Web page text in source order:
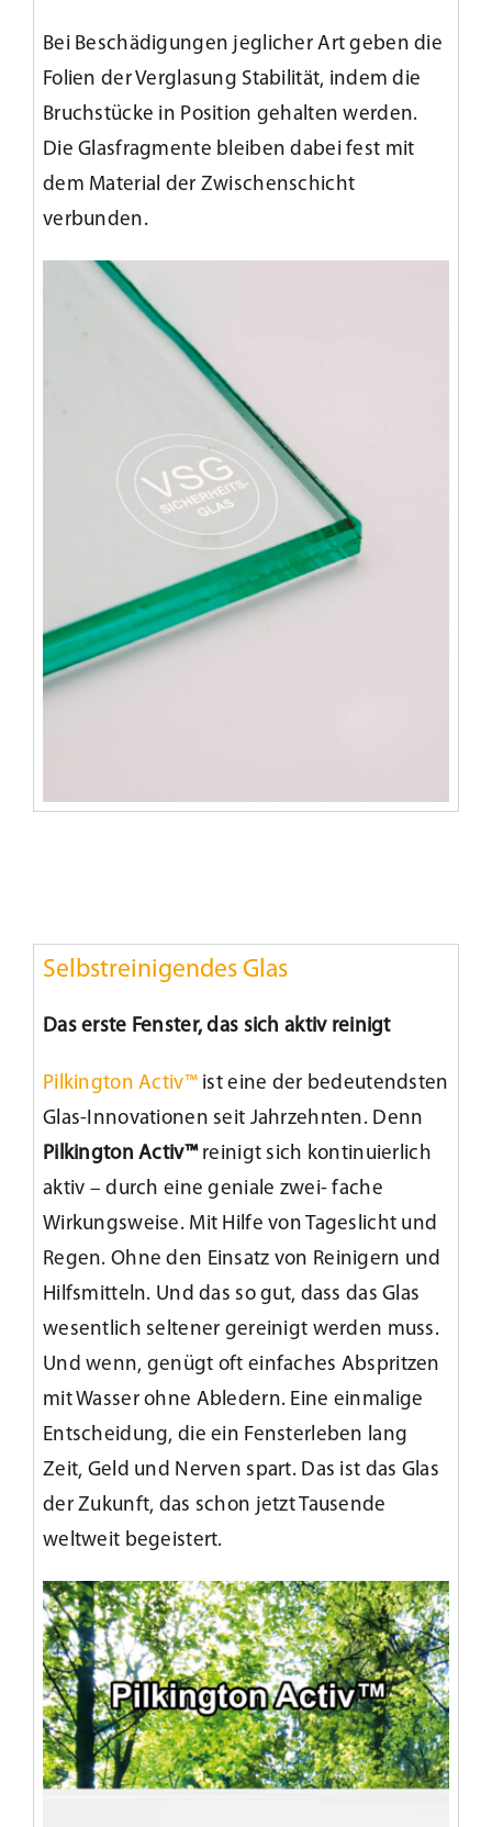
Bei Beschädigungen jeglicher Art geben die
Folien der Verglasung Stabilität, indem die
Bruchstücke in Position gehalten werden.
Die Glasfragmente bleiben dabei fest mit
dem Material der Zwischenschicht
verbunden.
Selbstreinigendes Glas
Das erste Fenster, das sich aktiv reinigt
Pilkington Activ™ist eine der bedeutendsten
Glas-Innovationen seit Jahrzehnten. Denn
Pilkington Activ™reinigt sich kontinuierlich
aktiv – durch eine geniale zwei- fache
Wirkungsweise. Mit Hilfe von Tageslicht und
Regen. Ohne den Einsatz von Reinigern und
Hilfsmitteln. Und das so gut, dass das Glas
wesentlich seltener gereinigt werden muss.
Und wenn, genügt oft einfaches Abspritzen
mit Wasser ohne Abledern. Eine einmalige
Entscheidung, die ein Fensterleben lang
Zeit, Geld und Nerven spart. Das ist das Glas
der Zukunft, das schon jetzt Tausende
weltweit begeistert.